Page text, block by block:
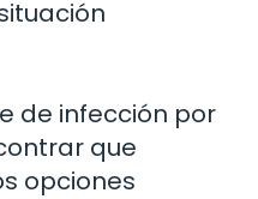
de infección por
que
opciones